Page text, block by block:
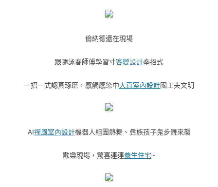
倫納德還在現場
跟隨詠春師傅學習寸客變設計拳招式
一招一式認真琢磨，感觸感染中大直室內設計國工夫文明
AI禪風室內設計機器人組團熱舞、彝族孩子鬼步舞來襲
歡樂現場，驚喜連連養生住宅~